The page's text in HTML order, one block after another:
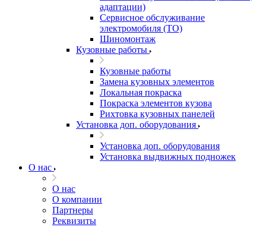
адаптации)
Сервисное обслуживание
электромобиля (ТО)
Шиномонтаж
Кузовные работы
Кузовные работы
Замена кузовных элементов
Локальная покраска
Покраска элементов кузова
Рихтовка кузовных панелей
Установка доп. оборудования
Установка доп. оборудования
Установка выдвижных подножек
О нас
О нас
О компании
Партнеры
Реквизиты